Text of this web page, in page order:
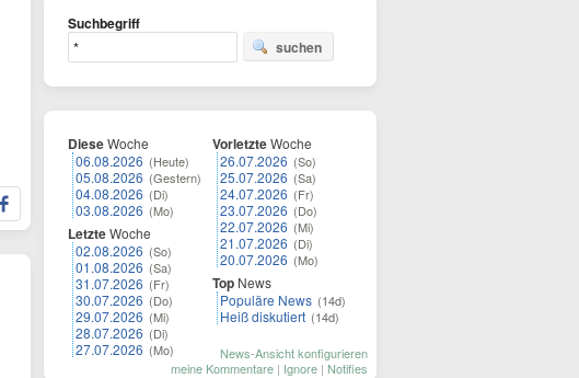
Suchbegriff
suchen
DieseWoche
06.08.2026 (Heute)
05.08.2026 (Gestern)
04.08.2026 (Di)
03.08.2026 (Mo)
LetzteWoche
02.08.2026 (So)
01.08.2026 (Sa)
31.07.2026 (Fr)
30.07.2026 (Do)
29.07.2026 (Mi)
28.07.2026 (Di)
27.07.2026 (Mo)
VorletzteWoche
26.07.2026 (So)
25.07.2026 (Sa)
24.07.2026 (Fr)
23.07.2026 (Do)
22.07.2026 (Mi)
21.07.2026 (Di)
20.07.2026 (Mo)
Top News
Populäre News (14d)
Heiß diskutiert (14d)
News-Ansicht konfigurieren
meine Kommentare | Ignore | Notifies